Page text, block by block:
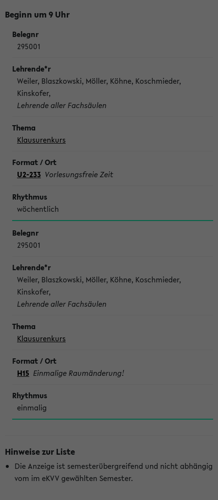
Beginn um 9 Uhr
295001
Weiler, Blaszkowski, Möller, Köhne, Koschmieder,
Kinskofer,
Lehrende aller Fachsäulen
Klausurenkurs
U2-233 Vorlesungsfreie Zeit
wöchentlich
295001
Weiler, Blaszkowski, Möller, Köhne, Koschmieder,
Kinskofer,
Lehrende aller Fachsäulen
Klausurenkurs
H15 Einmalige Raumänderung!
einmalig
Hinweise zur Liste
Die Anzeige ist semesterübergreifend und nicht abhängig
vom im eKVV gewählten Semester.